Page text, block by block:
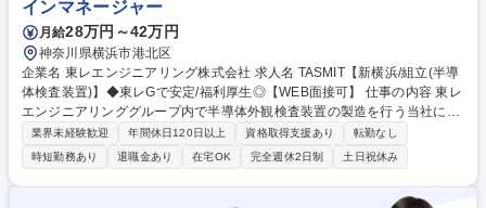
インマネージャー
月給28万円～42万円
神奈川県横浜市港北区
企業名 東レエンジニアリング株式会社 求人名 TASMIT【新横浜/組立(半導
体検査装置)】◆東レGで安定/福利厚生◎【WEB面接可】 仕事の内容 東レ
エンジニアリンググループ内で半導体外観検査装置の製造を行う当社に
て、装置の組立・製造をご担当頂きます。 ★当社の次世代製品の検査およ
び搬送に関わる業務です。 【具体的に】■コア技術の内製化推進のため、
製造メーカーからの業務移管■内製化ユニット製作の手順書作成 ■NGR50
00シリーズの装置の立上げと調整 ■社内報告など 【習得可能な技術例】
業界未経験歓迎 年間休日120日以上 資格取得支援あり
転勤なし
時短勤務あり
退職金あり 在宅OK 完全週休2日制 土日祝休み